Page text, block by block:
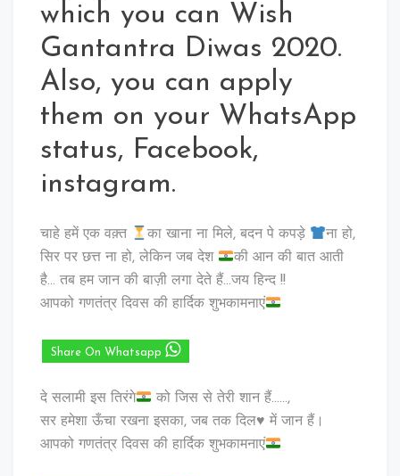
which you can Wish
Gantantra Diwas 2020.
Also, you can apply
them on your WhatsApp
status, Facebook,
instagram.
चाहे हमें एक वक़्त का खाना ना मिले, बदन पे कपड़े
ना हो,
सिर पर छत्त ना हो, लेकिन जब देश
की आन की बात आती
है… तब हम जान की बाज़ी लगा देते हैं…जय हिन्द !!
आपको गणतंत्र दिवस की हार्दिक शुभकामनाएं
Share On Whatsapp
दे सलामी इस तिरंगे
को जिस से तेरी शान हैं……,
सर हमेशा ऊँचा रखना इसका, जब तक दिल♥️ में जान हैं।
आपको गणतंत्र दिवस की हार्दिक शुभकामनाएं